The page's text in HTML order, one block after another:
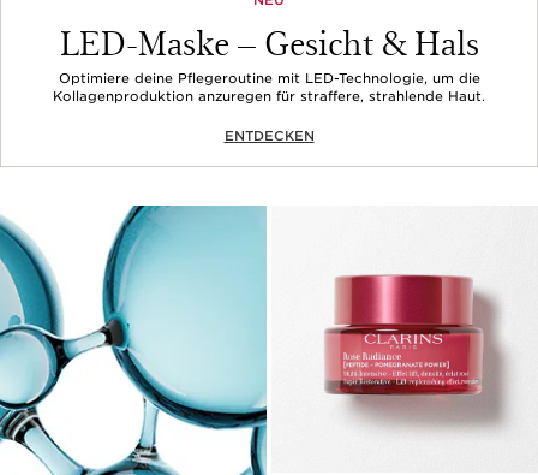
LED-Maske – Gesicht & Hals
Optimiere deine Pflegeroutine mit LED-Technologie, um die
Kollagenproduktion anzuregen für straffere, strahlende Haut.
ENTDECKEN